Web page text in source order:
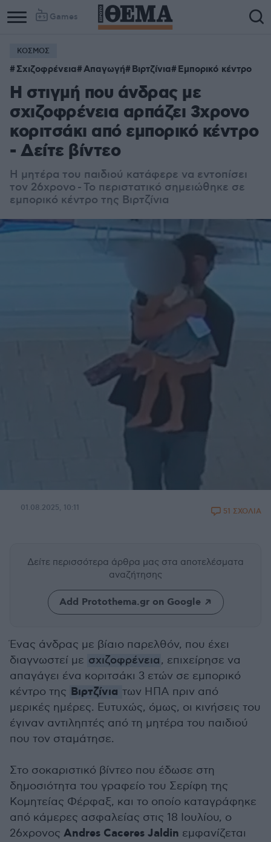
Games
Column
1
Column
2
ΚΟΣΜΟΣ
Σχιζοφρένεια Απαγωγή Βιρτζίνια Εμπορικό κέντρο
Η στιγμή που άνδρας με
σχιζοφρένεια αρπάζει 3χρονο
κοριτσάκι από εμπορικό κέντρο
- Δείτε βίντεο
Η μητέρα του παιδιού κατάφερε να εντοπίσει
τον 26χρονο - Το περιστατικό σημειώθηκε σε
εμπορικό κέντρο της Βιρτζίνια
01.08.2025, 10:11 51 ΣΧΟΛΙΑ
Δείτε περισσότερα άρθρα μας στα αποτελέσματα
αναζήτησης
Add Protothema.gr on Google
Ένας άνδρας με βίαιο παρελθόν, που έχει
διαγνωστεί με σχιζοφρένεια, επιχείρησε να
απαγάγει ένα κοριτσάκι 3 ετών σε εμπορικό
κέντρο της Βιρτζίνια των ΗΠΑ πριν από
μερικές ημέρες. Ευτυχώς, όμως, οι κινήσεις του
έγιναν αντιληπτές από τη μητέρα του παιδιού
που τον σταμάτησε.
Στο σοκαριστικό βίντεο που έδωσε στη
δημοσιότητα του γραφείο του Σερίφη της
Κομητείας Φέρφαξ, και το οποίο καταγράφηκε
από κάμερες ασφαλείας στις 18 Ιουλίου, ο
26χρονος Andres Caceres Jaldin εμφανίζεται